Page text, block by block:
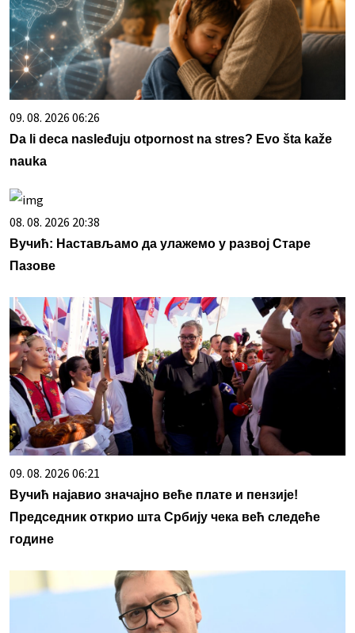
09. 08. 2026 06:26
Da li deca nasleđuju otpornost na stres? Evo šta kaže
nauka
08. 08. 2026 20:38
Вучић: Настављамо да улажемо у развој Старе
Пазове
09. 08. 2026 06:21
Вучић најавио значајно веће плате и пензије!
Председник открио шта Србију чека већ следеће
године